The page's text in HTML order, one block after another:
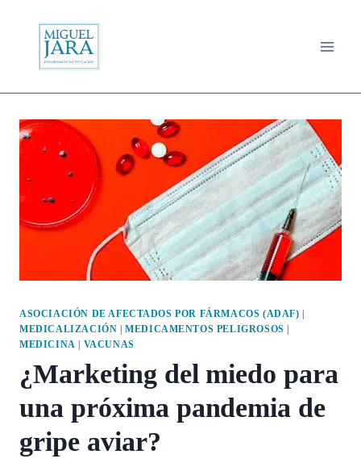
contenido
ASOCIACIÓN DE AFECTADOS POR FÁRMACOS (ADAF)
MEDICALIZACIÓN |MEDICAMENTOS PELIGROSOS
MEDICINA
VACUNAS
¿Marketing del miedo para
una próxima pandemia de
gripe aviar?